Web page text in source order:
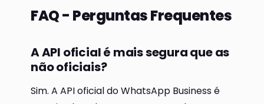
FAQ - Perguntas Frequentes
A API oficial é mais segura que as
não oficiais?
Sim. A API oficial do WhatsApp Business é